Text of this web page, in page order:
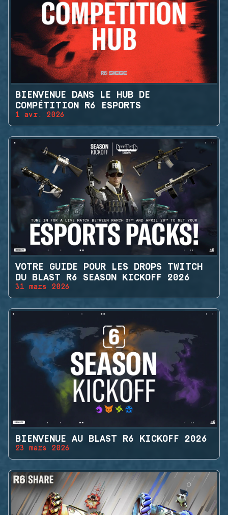
BIENVENUE DANS LE HUB DE
COMPÉTITION R6 ESPORTS
1 avr. 2026
VOTRE GUIDE POUR LES DROPS TWITCH
DU BLAST R6 SEASON KICKOFF 2026
31 mars 2026
BIENVENUE AU BLAST R6 KICKOFF 2026
23 mars 2026